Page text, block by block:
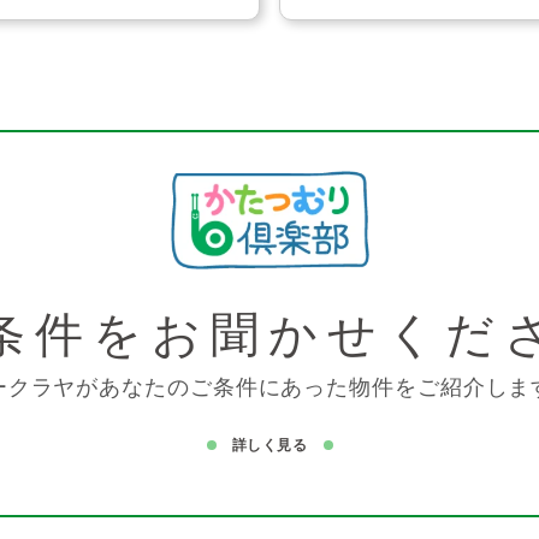
件を お聞かせくだ
クラヤがあなたのご条件にあった物件をご紹介しま
詳しく見る